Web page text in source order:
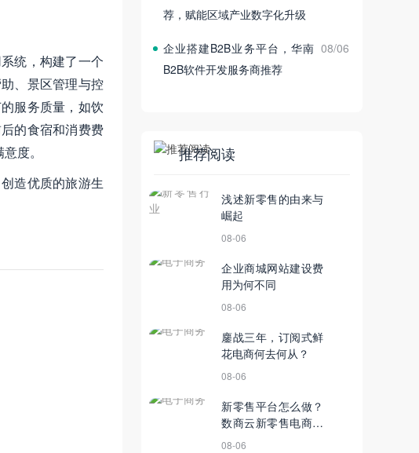
统，构建了一个
、景区管理与控
服务质量，如饮
的食宿和消费费
度。
造优质的旅游生
荐，赋能区域产业数字化升级
企业搭建B2B业务平台，华南
B2B软件开发服务商推荐
08/06
推荐阅读
浅述新零售的由来与
崛起
08-06
企业商城网站建设费
用为何不同
08-06
鏖战三年，订阅式鲜
花电商何去何从？
08-06
新零售平台怎么做？
数商云新零售电商系
统解决方案，实现流
08-06